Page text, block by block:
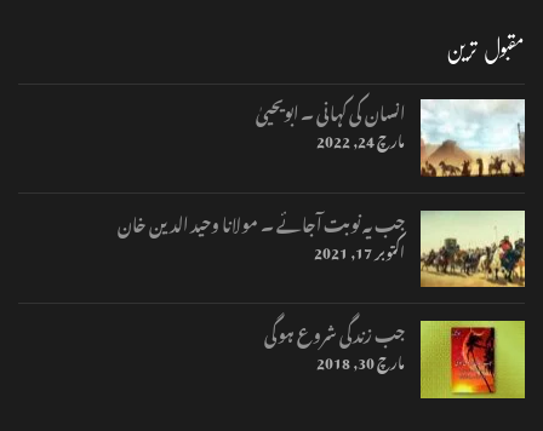
مقبول ترین
انسان کی کہانی ۔ ابویحییٰ
مارچ 24, 2022
جب یہ نوبت آجائے ۔ مولانا وحید الدین خان
اکتوبر 17, 2021
جب زندگی شروع ہوگی
مارچ 30, 2018